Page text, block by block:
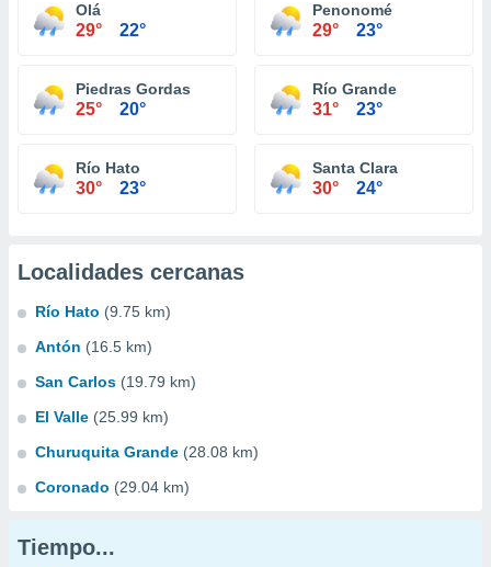
Olá
29° 22°
Penonomé
29° 23°
Piedras Gordas
25° 20°
Río Grande
31° 23°
Río Hato
30° 23°
Santa Clara
30° 24°
Localidades cercanas
Río Hato (9.75 km)
Antón (16.5 km)
San Carlos (19.79 km)
El Valle (25.99 km)
Churuquita Grande (28.08 km)
Coronado (29.04 km)
Tiempo...